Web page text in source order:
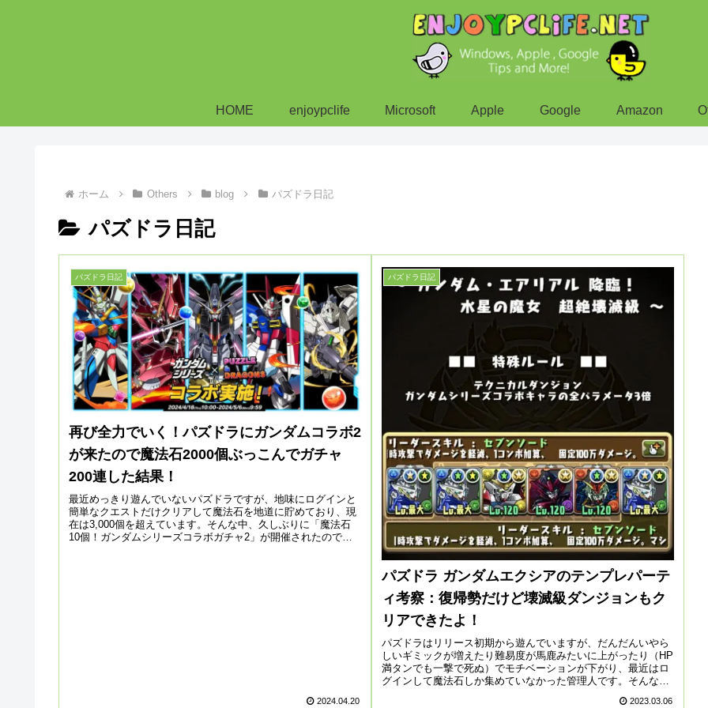
HOME enjoypclife Microsoft Apple Google Amazon
ホーム Others blog パズドラ日記
パズドラ日記
パズドラ日記
再び全力でいく！パズドラにガンダムコラボ2
が来たので魔法石2000個ぶっこんでガチャ
200連した結果！
最近めっきり遊んでいないパズドラですが、地味にログインと
簡単なクエストだけクリアして魔法石を地道に貯めており、現
在は3,000個を超えています。そんな中、久しぶりに「魔法石
10個！ガンダムシリーズコラボガチャ2」が開催されたので、
2024.04.20
パズドラ日記
パズドラ ガンダムエクシアのテンプレパーテ
ィ考察：復帰勢だけど壊滅級ダンジョンもク
リアできたよ！
パズドラはリリース初期から遊んでいますが、だんだんいやら
しいギミックが増えたり難易度が馬鹿みたいに上がったり（HP
満タンでも一撃で死ぬ）でモチベーションが下がり、最近はロ
グインして魔法石しか集めていなかった管理人です。そんな中
2023.03.06